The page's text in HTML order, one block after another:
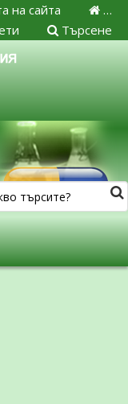
…
на сайта
Търсене